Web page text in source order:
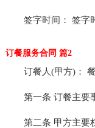
签字时间： 签字
订餐服务合同 篇2
订餐人(甲方)： 餐
第一条 订餐主要事
第二条 甲方主要